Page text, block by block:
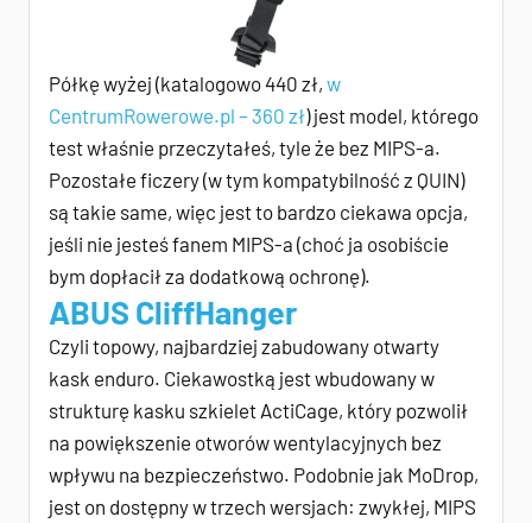
Półkę wyżej (katalogowo 440 zł, w
CentrumRowerowe.pl – 360 zł) jest model, którego
test właśnie przeczytałeś, tyle że bez MIPS-a.
Pozostałe ficzery (w tym kompatybilność z QUIN)
są takie same, więc jest to bardzo ciekawa opcja,
jeśli nie jesteś fanem MIPS-a (choć ja osobiście
bym dopłacił za dodatkową ochronę).
ABUS CliffHanger
Czyli topowy, najbardziej zabudowany otwarty
kask enduro. Ciekawostką jest wbudowany w
strukturę kasku szkielet ActiCage, który pozwolił
na powiększenie otworów wentylacyjnych bez
wpływu na bezpieczeństwo. Podobnie jak MoDrop,
jest on dostępny w trzech wersjach: zwykłej, MIPS